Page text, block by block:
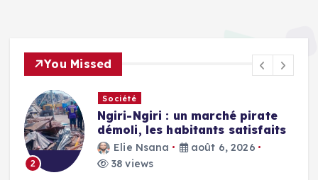
You Missed
2
Société
Ngiri-Ngiri : un marché pirate
démoli, les habitants satisfaits
Elie Nsana
août 6, 2026
38 views